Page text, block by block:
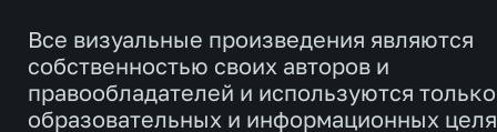
Все визуальные произведения являются
собственностью своих авторов и
правообладателей и используются
образовательных и информационных